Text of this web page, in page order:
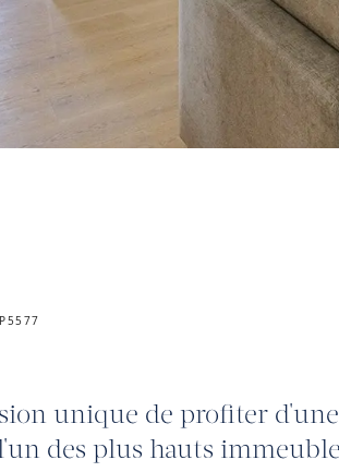
unique de profiter
des plus hauts